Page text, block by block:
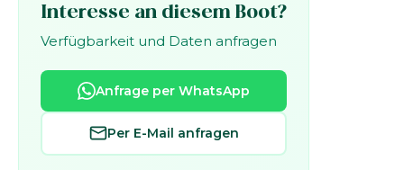
Interesse an diesem Boot?
Verfügbarkeit und Daten anfragen
Anfrage per WhatsApp
Per E-Mail anfragen